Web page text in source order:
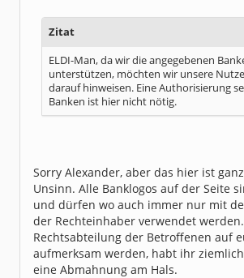
Zitat
ELDI-Man, da wir die angegebenen
unterstützen, möchten wir unsere
darauf hinweisen. Eine Authorisierung
Banken ist hier nicht nötig.
Sorry Alexander, aber das hier ist
Unsinn. Alle Banklogos auf der Seite
und dürfen wo auch immer nur mit
der Rechteinhaber verwendet
Rechtsabteilung der Betroffenen auf
aufmerksam werden, habt ihr
eine Abmahnung am Hals.